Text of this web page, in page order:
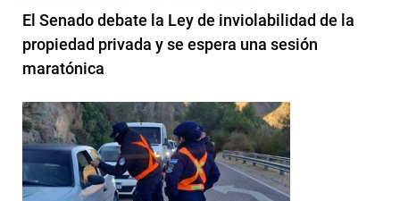
El Senado debate la Ley de inviolabilidad de la
propiedad privada y se espera una sesión
maratónica